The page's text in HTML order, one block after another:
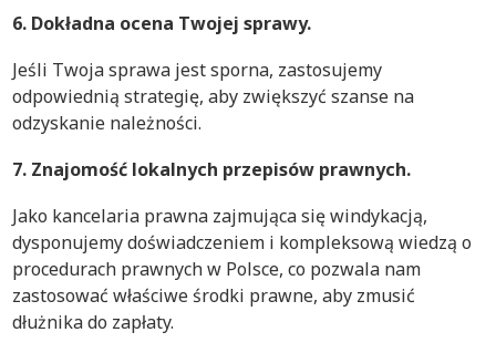
6. Dokładna ocena Twojej sprawy.
Jeśli Twoja sprawa jest sporna, zastosujemy
odpowiednią strategię, aby zwiększyć szanse na
odzyskanie należności.
7. Znajomość lokalnych przepisów prawnych.
Jako kancelaria prawna zajmująca się windykacją,
dysponujemy doświadczeniem i kompleksową wiedzą o
procedurach prawnych w Polsce, co pozwala nam
zastosować właściwe środki prawne, aby zmusić
dłużnika do zapłaty.